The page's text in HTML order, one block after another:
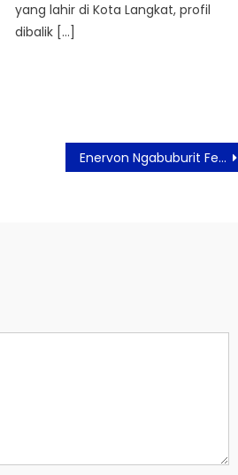
yang lahir di Kota Langkat, profil
dibalik […]
Enervon Ngabuburit Fest 2023 Hadirkan Beragam Aktivitas Seru Agar Tetap Aktif Selama Berpuasa